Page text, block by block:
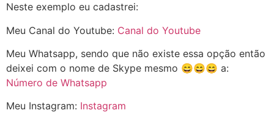
Neste exemplo eu cadastrei:
Meu Canal do Youtube: Canal do Youtube
Meu Whatsapp, sendo que não existe essa opção então
deixei com o nome de Skype mesmo 😄😄😄 a:
Número de Whatsapp
Meu Instagram: Instagram